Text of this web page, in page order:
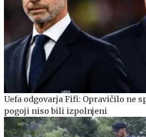
Uefa odgovarja Fifi: Opravičilo ne
pogoji niso bili izpolnjeni